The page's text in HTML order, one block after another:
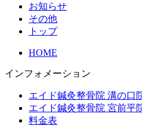
お知らせ
その他
トップ
HOME
インフォメーション
エイド鍼灸整骨院 溝の口
エイド鍼灸整骨院 宮前平
料金表